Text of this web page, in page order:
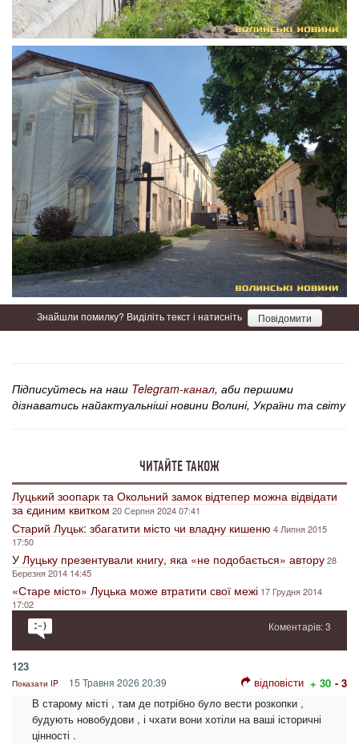
Знайшли помилку? Виділіть текст і натисніть Повідомити
Підписуйтесь на наш Telegram-канал, аби першими
дізнаватись найактуальніші новини Волині, України та світу
ЧИТАЙТЕ ТАКОЖ
Луцький зоопарк та Окольний замок відтепер можна відвідати
за єдиним квитком20 Серпня 2024 07:41
Старий Луцьк: збагатити місто чи владну кишеню 4 Липня 2015
17:50
У Луцьку презентували книгу, яка «не подобається» автору28
Березня 2014 14:45
«Старе місто» Луцька може втратити свої межі 17 Грудня 2014
17:02
Коментарів: 3
123
Показати IP 15 Травня 2026 20:39 відповісти + 30 - 3
В старому місті , там де потрібно було вести розкопки ,
будують новобудови , і чхати вони хотіли на ваші історичні
цінності .